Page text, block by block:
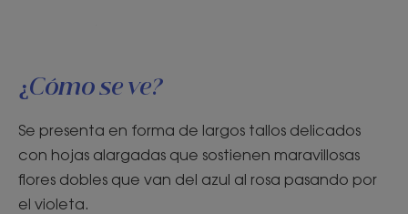
¿Cómo se ve?
Se presenta en forma de largos tallos delicados
con hojas alargadas que sostienen maravillosas
flores dobles que van del azul al rosa pasando por
el violeta.